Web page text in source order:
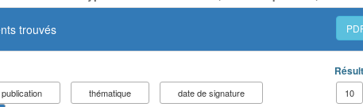
trouvés
thématique
date de signature
10